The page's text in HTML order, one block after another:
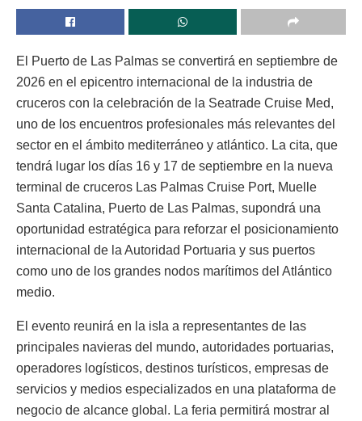
El Puerto de Las Palmas se convertirá en septiembre de
2026 en el epicentro internacional de la industria de
cruceros con la celebración de la Seatrade Cruise Med,
uno de los encuentros profesionales más relevantes del
sector en el ámbito mediterráneo y atlántico. La cita, que
tendrá lugar los días 16 y 17 de septiembre en la nueva
terminal de cruceros Las Palmas Cruise Port, Muelle
Santa Catalina, Puerto de Las Palmas, supondrá una
oportunidad estratégica para reforzar el posicionamiento
internacional de la Autoridad Portuaria y sus puertos
como uno de los grandes nodos marítimos del Atlántico
medio.
El evento reunirá en la isla a representantes de las
principales navieras del mundo, autoridades portuarias,
operadores logísticos, destinos turísticos, empresas de
servicios y medios especializados en una plataforma de
negocio de alcance global. La feria permitirá mostrar al